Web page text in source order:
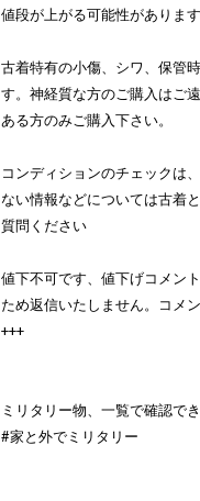
値段が上がる可能性がありま
古着特有の小傷、シワ、保管
す。神経質な方のご購入はご
ある方のみご購入下さい。
コンディションのチェックは
ない情報などについては古着
質問ください
値下不可です、値下げコメン
ため返信いたしません。コメ
+++
ミリタリー物、一覧で確認で
#家と外でミリタリー